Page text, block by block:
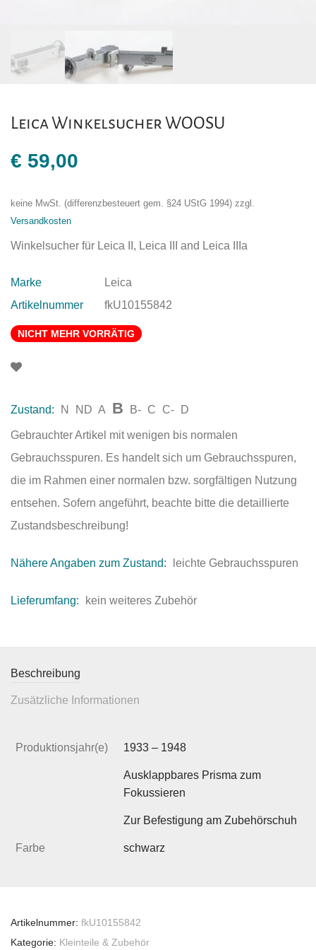
Leica Winkelsucher WOOSU
€ 59,00
keine MwSt. (differenzbesteuert gem. §24 UStG 1994) zzgl.
Versandkosten
Winkelsucher für Leica II, Leica III and Leica IIIa
Marke
Leica
Artikelnummer
fkU10155842
NICHT MEHR VORRÄTIG
Zustand: N ND A B B- C C- D
Gebrauchter Artikel mit wenigen bis normalen
Gebrauchsspuren. Es handelt sich um Gebrauchsspuren,
die im Rahmen einer normalen bzw. sorgfältigen Nutzung
entsehen. Sofern angeführt, beachte bitte die detaillierte
Zustandsbeschreibung!
Nähere Angaben zum Zustand: leichte Gebrauchsspuren
Lieferumfang: kein weiteres Zubehör
Beschreibung
Zusätzliche Informationen
Produktionsjahr(e) 1933 – 1948
Ausklappbares Prisma zum
Fokussieren
Zur Befestigung am Zubehörschuh
Farbe schwarz
Artikelnummer: fkU10155842
Kategorie: Kleinteile & Zubehör